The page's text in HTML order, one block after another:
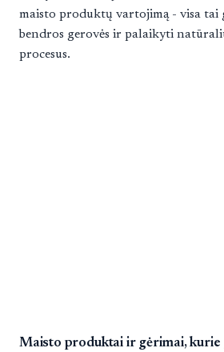
maisto produktų vartojimą - visa tai
bendros gerovės ir palaikyti
procesus.
Maisto produktai ir gėrimai, kurie